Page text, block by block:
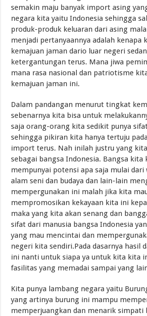
semakin maju banyak import asing
negara kita yaitu Indonesia sehingga
produk-produk keluaran dari asing
menjadi pertanyaannya adalah kenapa
kemajuan jaman dario luar negeri
ketergantungan terus. Mana jiwa
mana rasa nasional dan patriotisme
kemajuan jaman ini.
Dalam pandangan menurut tingkat
sebenarnya kita bisa untuk
saja orang-orang kita sedikit punya
sehingga pikiran kita hanya tertuju
import terus. Nah inilah justru yang
sebagai bangsa Indonesia. Bangsa kita
mempunyai potensi apa saja mulai dari
alam seni dan budaya dan lain-lain
mempergunakan ini malah jika kita
mempromosikan kekayaan kita ini
maka yang kita akan senang dan
sifat dari manusia bangsa Indonesia
yang mau mencintai dan
negeri kita sendiri.Pada dasarnya hasil
ini nanti untuk siapa ya untuk kita kita
fasilitas yang memadai sampai yang
Kita punya lambang negara yaitu
yang artinya burung ini mampu
memperjuangkan dan menarik simpati